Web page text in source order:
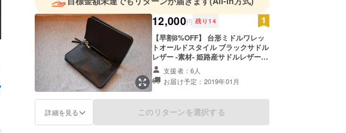
12,000円 残り 14
【早割8%OFF】 台形ミドルワレッ
トオールドスタイル ブラックサドル
レザー -素材- 姫路産サドルレザー
(牛革) Made in japan
支援者：6人
お届け予定：2019年01月
詳細を見る このリターンを選択する